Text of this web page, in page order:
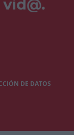
DE DATOS